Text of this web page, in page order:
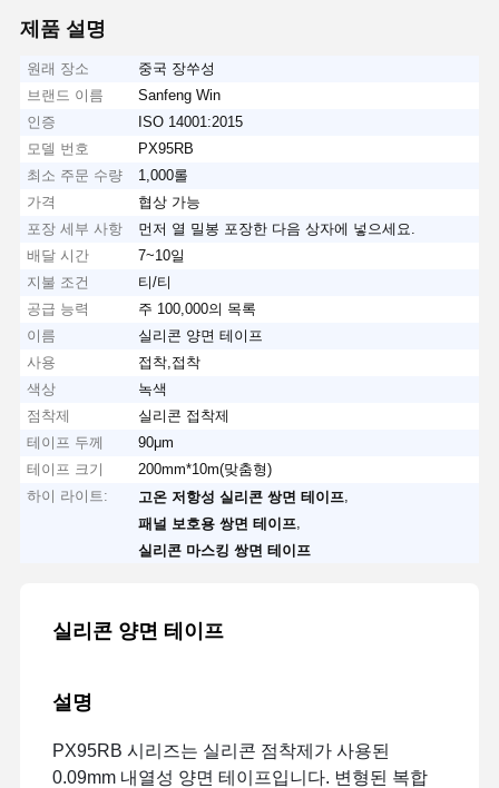
제품 설명
원래 장소
중국 장쑤성
브랜드 이름
Sanfeng Win
인증
ISO 14001:2015
모델 번호
PX95RB
최소 주문 수량
1,000롤
가격
협상 가능
포장 세부 사항
먼저 열 밀봉 포장한 다음 상자에 넣으세요.
배달 시간
7~10일
지불 조건
티/티
공급 능력
주 100,000의 목록
이름
실리콘 양면 테이프
사용
접착,접착
색상
녹색
점착제
실리콘 접착제
테이프 두께
90μm
테이프 크기
200mm*10m(맞춤형)
하이 라이트:
고온 저항성 실리콘 쌍면 테이프
패널 보호용 쌍면 테이프
실리콘 마스킹 쌍면 테이프
실리콘 양면 테이프
설명
PX95RB 시리즈는 실리콘 점착제가 사용된
0.09mm 내열성 양면 테이프입니다. 변형된 복합